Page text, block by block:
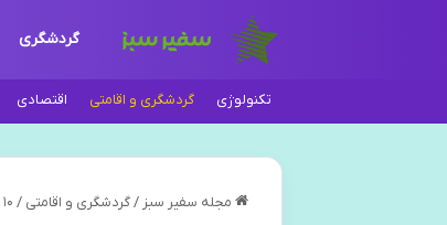
گردشگری
تکنولوژی گردشگری و اقامتی اقتصادی
مجله سفیر سبز / گردشگری و اقامتی / ۱۰ جاذبه برتر پالم جمیرا دبی | راهنمای کامل سفر